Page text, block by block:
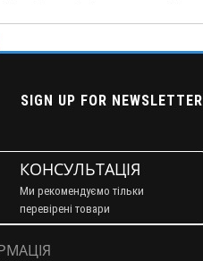
SIGN UP FOR NEWSLETTER
КОНСУЛЬТАЦІЯ
Ми рекомендуємо тільки
перевірені товари